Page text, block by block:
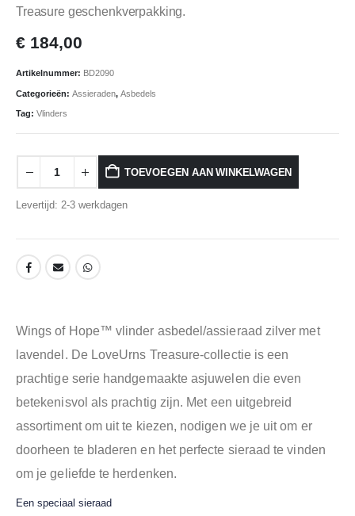
Treasure geschenkverpakking.
€ 184,00
Artikelnummer: BD2090
Categorieën: Assieraden, Asbedels
Tag: Vlinders
TOEVOEGEN AAN WINKELWAGEN
Levertijd: 2-3 werkdagen
Wings of Hope™ vlinder asbedel/assieraad zilver met
lavendel. De LoveUrns Treasure-collectie is een
prachtige serie handgemaakte asjuwelen die even
betekenisvol als prachtig zijn. Met een uitgebreid
assortiment om uit te kiezen, nodigen we je uit om er
doorheen te bladeren en het perfecte sieraad te vinden
om je geliefde te herdenken.
Een speciaal sieraad